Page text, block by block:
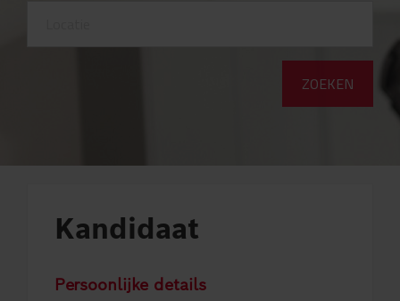
Kandidaat
Persoonlijke details